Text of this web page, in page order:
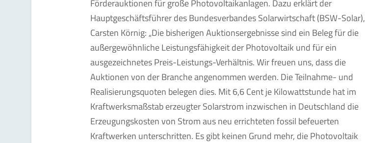
Förderauktionen für große Photovoltaikanlagen. Dazu erklärt der
Hauptgeschäftsführer des Bundesverbandes Solarwirtschaft (BSW-Solar),
Carsten Körnig: „Die bisherigen Auktionsergebnisse sind ein Beleg für die
außergewöhnliche Leistungsfähigkeit der Photovoltaik und für ein
ausgezeichnetes Preis-Leistungs-Verhältnis. Wir freuen uns, dass die
Auktionen von der Branche angenommen werden. Die Teilnahme- und
Realisierungsquoten belegen dies. Mit 6,6 Cent je Kilowattstunde hat im
Kraftwerksmaßstab erzeugter Solarstrom inzwischen in Deutschland die
Erzeugungskosten von Strom aus neu errichteten fossil befeuerten
Kraftwerken unterschritten. Es gibt keinen Grund mehr, die Photovoltaik